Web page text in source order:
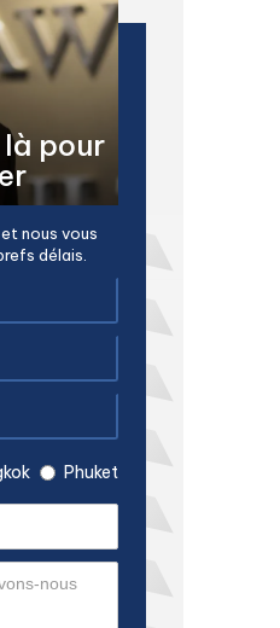
là pour
nous vous
délais.
Phuket